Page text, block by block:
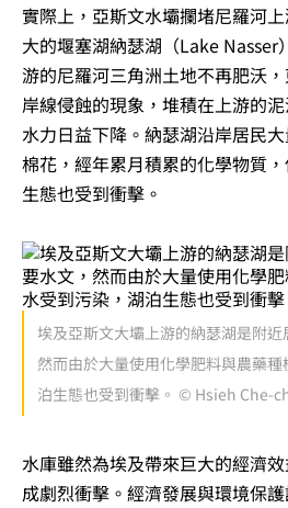
實際上，亞斯文水壩攔堵尼羅河
大的堰塞湖納瑟湖（Lake Nasser
游的尼羅河三角洲土地不再肥沃
岸線侵蝕的現象，堆積在上游的
水力日益下降。納瑟湖沿岸居民
棉花，經年累月積累的化學物質
生態也受到衝擊。
埃及亞斯文大壩上游的納瑟湖是附近
然而由於大量使用化學肥料與農藥
泊生態也受到衝擊。 © Hsieh Che-
水庫雖然為埃及帶來巨大的經濟
成劇烈衝擊。經濟發展與環境保